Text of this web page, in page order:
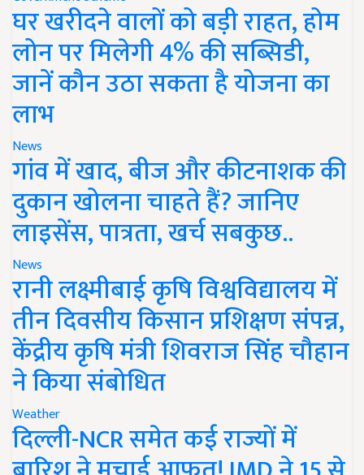
घर खरीदने वालों को बड़ी राहत, होम
लोन पर मिलेगी 4% की सब्सिडी,
जानें कौन उठा सकता है योजना का
लाभ
News
गांव में खाद, बीज और कीटनाशक की
दुकान खोलना चाहते हैं? जानिए
लाइसेंस, पात्रता, खर्च सबकुछ..
News
रानी लक्ष्मीबाई कृषि विश्वविद्यालय में
तीन दिवसीय किसान प्रशिक्षण संपन्न,
केंद्रीय कृषि मंत्री शिवराज सिंह चौहान
ने किया संबोधित
Weather
दिल्ली-NCR समेत कई राज्यों में